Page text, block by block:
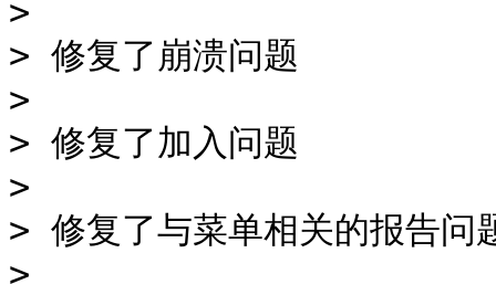
>
> 修复了崩溃问题
>
> 修复了加入问题
>
> 修复了与菜单相关的报告问
>